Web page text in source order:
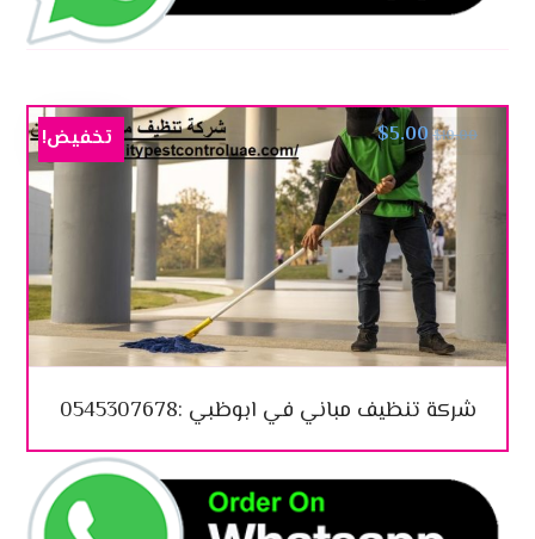
شركة تنظيف مباني في ابوظبي :0545307678
$10.00
$5.00 تخفيض!